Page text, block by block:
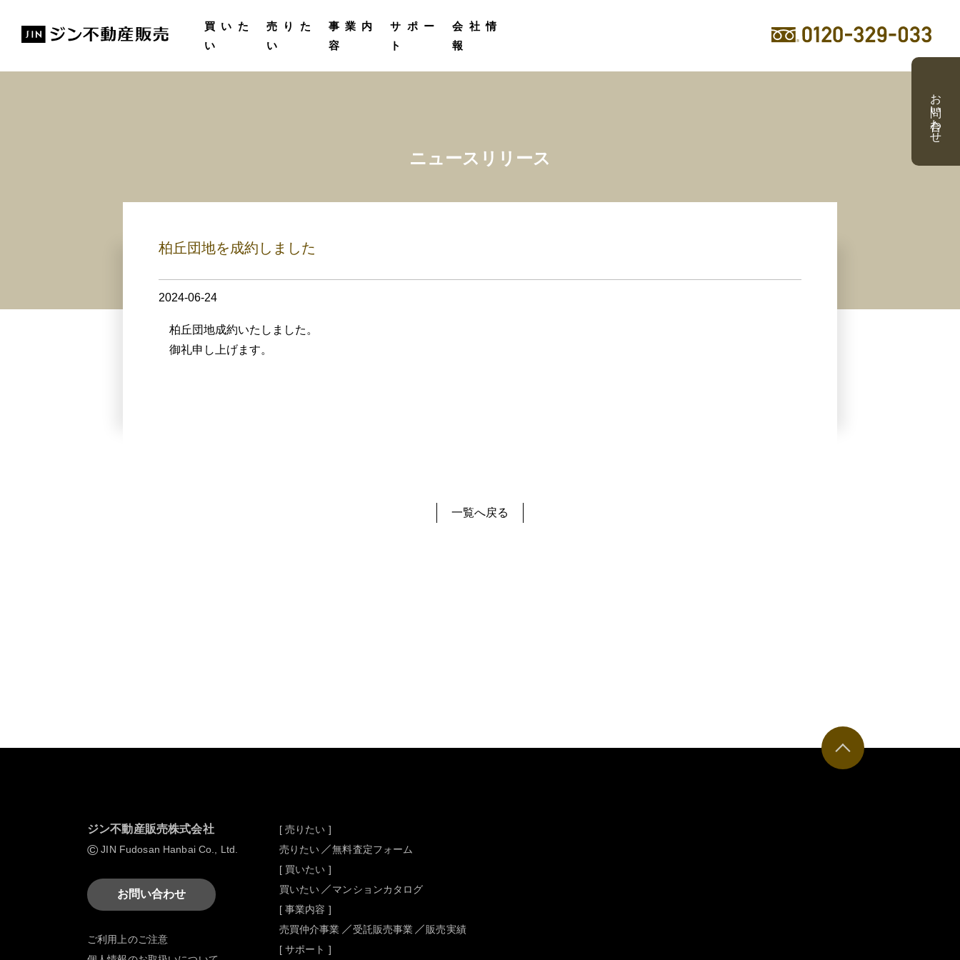
買いた
い
売りた
い
事業内
容
サポー
ト
会社情
報
お問い合わせ
ニュースリリース
2024-06-24
柏丘団地を成約しました
柏丘団地成約いたしました。
御礼申し上げます。
一覧へ戻る
ジン不動産販売株式会社
© JIN Fudosan Hanbai Co., Ltd.
お問い合わせ
ご利用上のご注意
[ 売りたい ]
売りたい
無料査定フォーム
[ 買いたい ]
買いたい
マンションカタログ
[ 事業内容 ]
売買仲介事業
受託販売事業
販売実績
[ サポート ]